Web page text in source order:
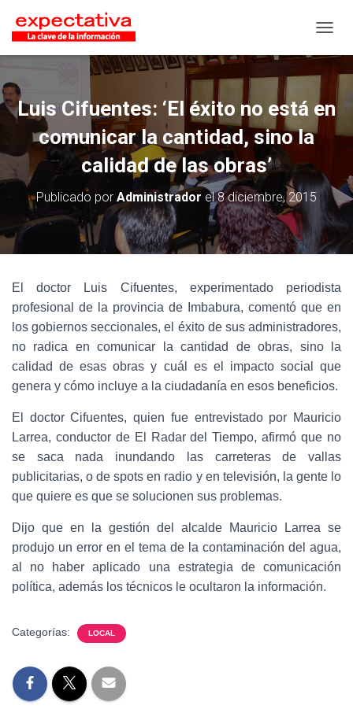
Luis Cifuentes: ‘El éxito no está en
comunicar la cantidad, sino la
calidad de las obras’
Publicado por Administrador el8 diciembre, 2015
El doctor Luis Cifuentes, experimentado periodista
profesional de la provincia de Imbabura, comentó que en
los gobiernos seccionales, el éxito de sus administradores,
no radica en comunicar la cantidad de obras, sino la
calidad de esas obras y cuál es el impacto social que
genera y cómo incluye a la ciudadanía en esos beneficios.
El doctor Cifuentes, quien fue entrevistado por Mauricio
Larrea, conductor de El Radar del Tiempo, afirmó que no
se saca nada inundando las carreteras de vallas
publicitarias, o de spots en radio y en televisión, la gente lo
que quiere es que se solucionen sus problemas.
Dijo que en la gestión del alcalde Mauricio Larrea se
produjo un error en el tema de la contaminación del agua,
al no haber aplicado una estrategia de comunicación
política, además los técnicos le ocultaron la información.
Categorías: LOCAL